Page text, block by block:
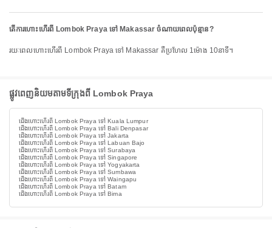
តើការហោះហើរពី Lombok Praya ទៅ Makassar ចំណាយពេលប៉ុន្មាន?
រយៈពេលហោះហើរពី Lombok Praya ទៅ Makassar គឺប្រហែល 1ម៉ោង 10នាទី។
ផ្លូវពេញនិយមតាមទីក្រុងពី Lombok Praya
ជើងហោះហើរពី Lombok Praya ទៅ Kuala Lumpur
ជើងហោះហើរពី Lombok Praya ទៅ Bali Denpasar
ជើងហោះហើរពី Lombok Praya ទៅ Jakarta
ជើងហោះហើរពី Lombok Praya ទៅ Labuan Bajo
ជើងហោះហើរពី Lombok Praya ទៅ Surabaya
ជើងហោះហើរពី Lombok Praya ទៅ Singapore
ជើងហោះហើរពី Lombok Praya ទៅ Yogyakarta
ជើងហោះហើរពី Lombok Praya ទៅ Sumbawa
ជើងហោះហើរពី Lombok Praya ទៅ Waingapu
ជើងហោះហើរពី Lombok Praya ទៅ Batam
ជើងហោះហើរពី Lombok Praya ទៅ Bima